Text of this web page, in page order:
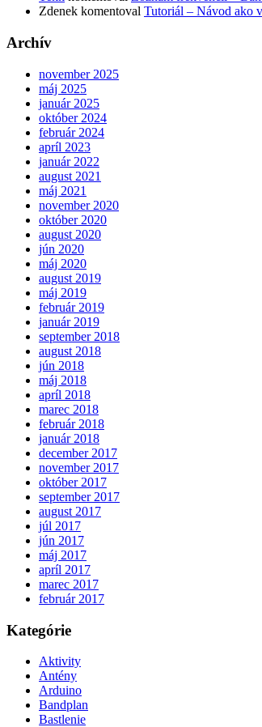
Zdenek komentoval Tutoriál – Návod ako
Archív
november 2025
máj 2025
január 2025
október 2024
február 2024
apríl 2023
január 2022
august 2021
máj 2021
november 2020
október 2020
august 2020
jún 2020
máj 2020
august 2019
máj 2019
február 2019
január 2019
september 2018
august 2018
jún 2018
máj 2018
apríl 2018
marec 2018
február 2018
január 2018
december 2017
november 2017
október 2017
september 2017
august 2017
júl 2017
jún 2017
máj 2017
apríl 2017
marec 2017
február 2017
Kategórie
Aktivity
Antény
Arduino
Bandplan
Bastlenie